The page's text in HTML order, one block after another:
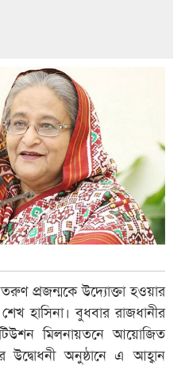
প্রজন্মকে উদ্যোক্তা হওয়ার
শেখ হাসিনা। বুধবার রাজধানীর
মিলনায়তনে আয়োজিত
অনুষ্ঠানে এ আহ্বান